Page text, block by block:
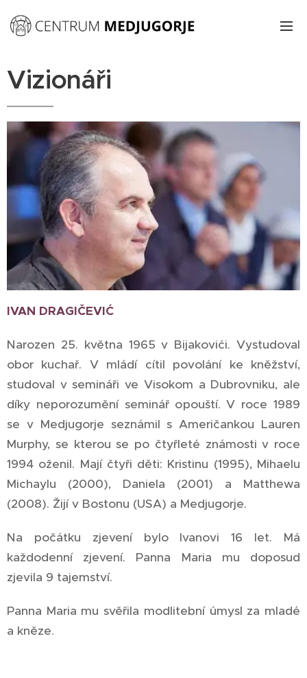
Vizionáři
IVAN DRAGIČEVIĆ
Narozen 25. května 1965 v Bijakovići. Vystudoval
obor kuchař. V mládí cítil povolání ke kněžství,
studoval v semináři ve Visokom a Dubrovniku, ale
díky neporozumění seminář opouští. V roce 1989
se v Medjugorje seznámil s Američankou Lauren
Murphy, se kterou se po čtyřleté známosti v roce
1994 oženil. Mají čtyři děti: Kristinu (1995), Mihaelu
Michaylu (2000), Daniela (2001) a Matthewa
(2008). Žijí v Bostonu (USA) a Medjugorje.
Na počátku zjevení bylo Ivanovi 16 let. Má
každodenní zjevení. Panna Maria mu doposud
zjevila 9 tajemství.
Panna Maria mu svěřila modlitební úmysl za mladé
a kněze.